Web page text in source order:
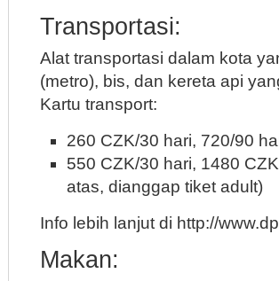
Transportasi:
Alat transportasi dalam kota
(metro), bis, dan kereta api
Kartu transport:
260 CZK/30 hari, 720/90
550 CZK/30 hari, 1480
atas, dianggap tiket adult)
Info lebih lanjut di http://
Makan: